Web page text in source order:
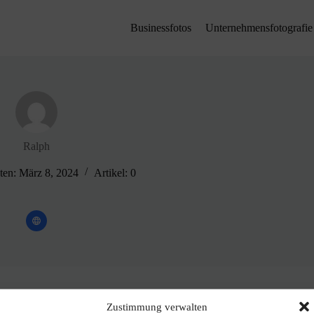
Zustimmung verwalten
Businessfotos Unternehmensfotografie
Ralph
März 8, 2024 Artikel: 0